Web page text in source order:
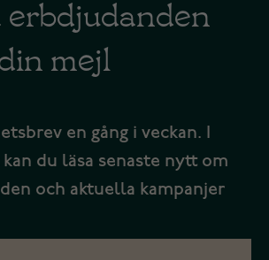
erbdjudanden
mejl
en gång i veckan. I
du läsa senaste nytt om
och aktuella kampanjer